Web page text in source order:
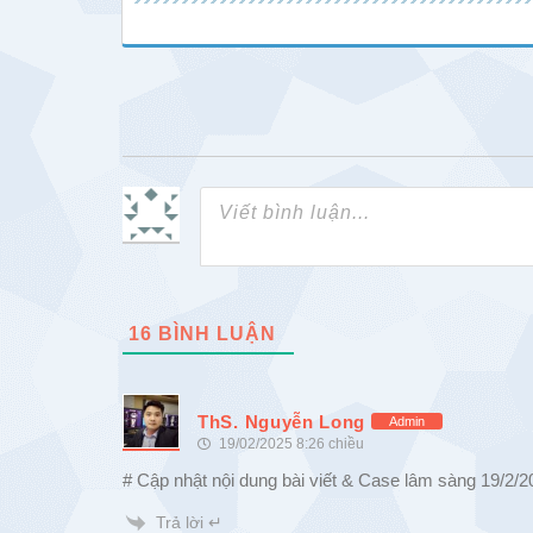
16 BÌNH LUẬN
ThS. Nguyễn Long Admin
19/02/2025 8:26 chiều
# Cập nhật nội dung bài viết & Case lâm sàng 19/2/
Trả lời ↵